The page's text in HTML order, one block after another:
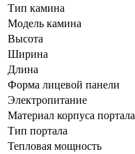
Тип камина
Модель камина
Высота
Ширина
Длина
Форма лицевой панели
Электропитание
Материал корпуса портала
Тип портала
Тепловая мощность